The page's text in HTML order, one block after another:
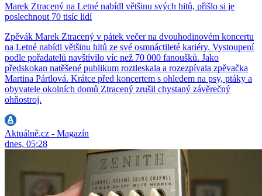
Marek Ztracený na Letné nabídl většinu svých hitů, přišlo si je
poslechnout 70 tisíc lidí
Zpěvák Marek Ztracený v pátek večer na dvouhodinovém koncertu
na Letné nabídl většinu hitů ze své osmnáctileté kariéry. Vystoupení
podle pořadatelů navštívilo víc než 70 000 fanoušků. Jako
předskokan natěšené publikum roztleskala a rozezpívala zpěvačka
Martina Pártlová. Krátce před koncertem s ohledem na psy, ptáky a
obyvatele okolních domů Ztracený zrušil chystaný závěrečný
ohňostroj.
Aktuálně.cz - Magazín
dnes, 05:28